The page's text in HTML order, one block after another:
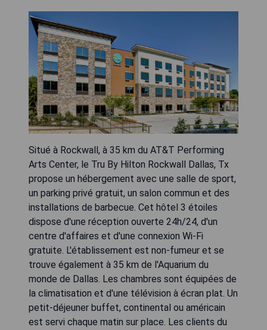
Situé à Rockwall, à 35 km du AT&T Performing
Arts Center, le Tru By Hilton Rockwall Dallas, Tx
propose un hébergement avec une salle de sport,
un parking privé gratuit, un salon commun et des
installations de barbecue. Cet hôtel 3 étoiles
dispose d'une réception ouverte 24h/24, d'un
centre d'affaires et d'une connexion Wi-Fi
gratuite. L'établissement est non-fumeur et se
trouve également à 35 km de l'Aquarium du
monde de Dallas. Les chambres sont équipées de
la climatisation et d'une télévision à écran plat. Un
petit-déjeuner buffet, continental ou américain
est servi chaque matin sur place. Les clients du